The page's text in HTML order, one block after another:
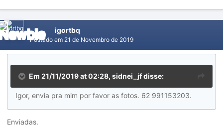
igortbq
Postado em 21 de Novembro de 2019
Em 21/11/2019 at 02:28, sidnei_jfdisse:
Igor, envia pra mim por favor as fotos. 62 991153203.
Enviadas.